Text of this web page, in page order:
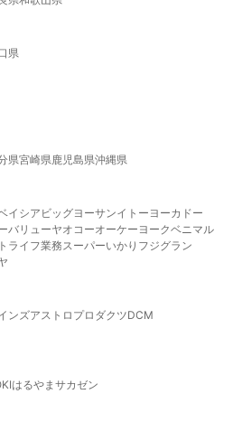
県
県宮崎県鹿児島県沖縄県
イシア ビッグヨーサンイトーヨーカドー
バリューヤオコーオーケー ヨークベニマル
ライフ業務スーパーいかり フジグラン
ンズアストロプロダクツDCM
はるやま サカゼン